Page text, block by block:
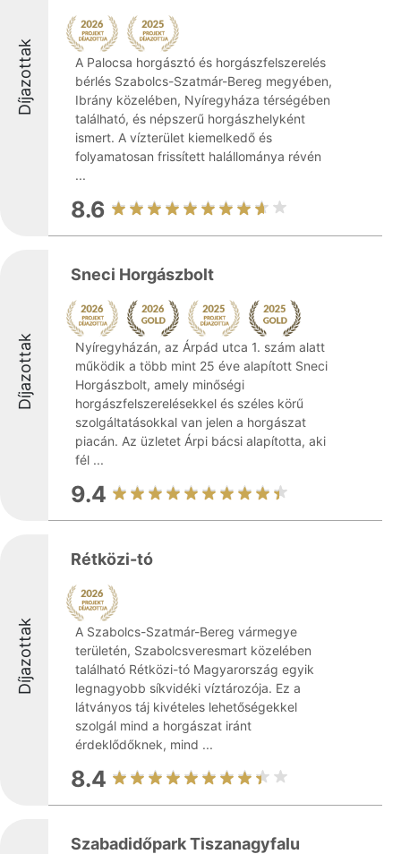
Díjazottak
A Palocsa horgásztó és horgászfelszerelés
bérlés Szabolcs-Szatmár-Bereg megyében,
Ibrány közelében, Nyíregyháza térségében
található, és népszerű horgászhelyként
ismert. A vízterület kiemelkedő és
folyamatosan frissített halállománya révén
...
8.6
Díjazottak
Sneci Horgászbolt
Nyíregyházán, az Árpád utca 1. szám alatt
működik a több mint 25 éve alapított Sneci
Horgászbolt, amely minőségi
horgászfelszerelésekkel és széles körű
szolgáltatásokkal van jelen a horgászat
piacán. Az üzletet Árpi bácsi alapította, aki
fél ...
9.4
Díjazottak
Rétközi-tó
A Szabolcs-Szatmár-Bereg vármegye
területén, Szabolcsveresmart közelében
található Rétközi-tó Magyarország egyik
legnagyobb síkvidéki víztározója. Ez a
látványos táj kivételes lehetőségekkel
szolgál mind a horgászat iránt
érdeklődőknek, mind ...
8.4
Szabadidőpark Tiszanagyfalu